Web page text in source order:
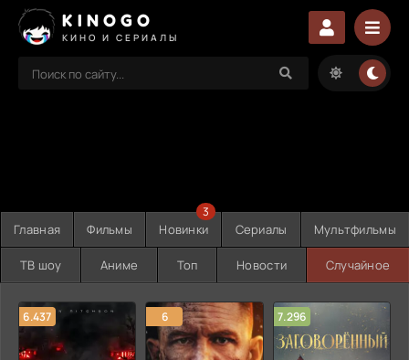
KINOGO
КИНО И СЕРИАЛЫ
Главная Фильмы Новинки
3
Сериалы Мультфильмы
ТВ шоу Аниме Топ Новости Случайное
6.437 6 7.296